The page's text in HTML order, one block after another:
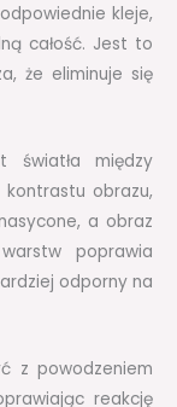
kleje,
całość. Jest to
że eliminuje się
światła między
obrazu,
a obraz
poprawia
odporny na
z powodzeniem
reakcję